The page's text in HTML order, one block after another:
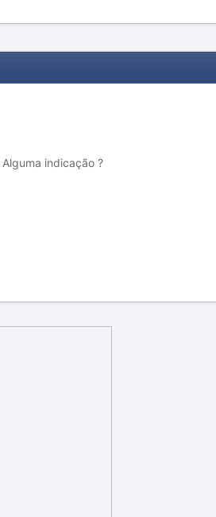
indicação ?